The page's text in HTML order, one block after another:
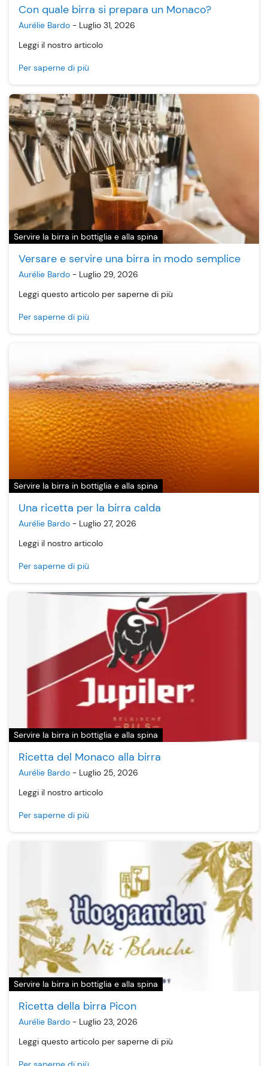
Con quale birra si prepara un Monaco?
Aurélie Bardo - Luglio 31, 2026
Leggi il nostro articolo
Per saperne di più
Servire la birra in bottiglia e alla spina
Versare e servire una birra in modo semplice
Aurélie Bardo - Luglio 29, 2026
Leggi questo articolo per saperne di più
Per saperne di più
Servire la birra in bottiglia e alla spina
Una ricetta per la birra calda
Aurélie Bardo - Luglio 27, 2026
Leggi il nostro articolo
Per saperne di più
Servire la birra in bottiglia e alla spina
Ricetta del Monaco alla birra
Aurélie Bardo - Luglio 25, 2026
Leggi il nostro articolo
Per saperne di più
Servire la birra in bottiglia e alla spina
Ricetta della birra Picon
Aurélie Bardo - Luglio 23, 2026
Leggi questo articolo per saperne di più